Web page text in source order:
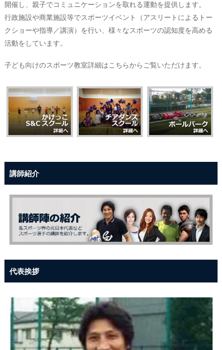
開催し、親子でコミュニケーションを取れる運動を提供します。
行政施設や商業施設等でスポーツイベント（アスリートによるトー
クショーや指導／講演）を行い、様々なスポーツの認知度を高める
活動をしています。
子ども向けのスポーツ教室詳細はこちらからご覧いただけます。
講師紹介
代表挨拶